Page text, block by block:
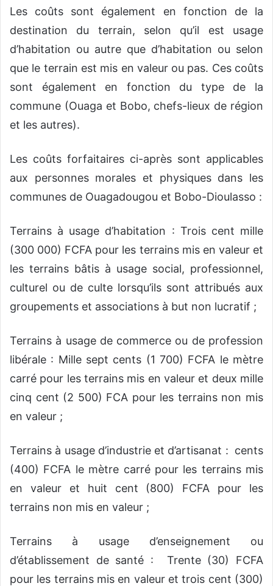
Les coûts sont également en fonction de la
destination du terrain, selon qu’il est usage
d’habitation ou autre que d’habitation ou selon
que le terrain est mis en valeur ou pas. Ces coûts
sont également en fonction du type de la
commune (Ouaga et Bobo, chefs-lieux de région
et les autres).
Les coûts forfaitaires ci-après sont applicables
aux personnes morales et physiques dans les
communes de Ouagadougou et Bobo-Dioulasso :
Terrains à usage d’habitation : Trois cent mille
(300 000) FCFA pour les terrains mis en valeur et
les terrains bâtis à usage social, professionnel,
culturel ou de culte lorsqu’ils sont attribués aux
groupements et associations à but non lucratif ;
Terrains à usage de commerce ou de profession
libérale : Mille sept cents (1 700) FCFA le mètre
carré pour les terrains mis en valeur et deux mille
cinq cent (2 500) FCA pour les terrains non mis
en valeur ;
Terrains à usage d’industrie et d’artisanat : cents
(400) FCFA le mètre carré pour les terrains mis
en valeur et huit cent (800) FCFA pour les
terrains non mis en valeur ;
Terrains à usage d’enseignement ou
d’établissement de santé : Trente (30) FCFA
pour les terrains mis en valeur et trois cent (300)